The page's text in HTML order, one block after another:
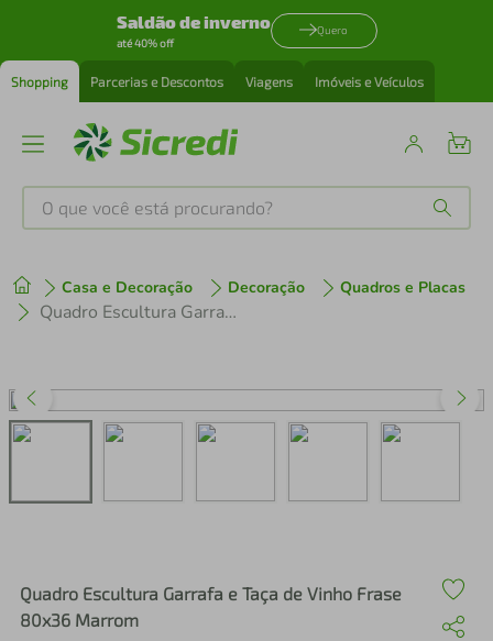
Saldão de inverno
até 40% off
Quero
Shopping Parcerias e Descontos Viagens Imóveis e Veículos
O que você está procurando?
Casa e Decoração Decoração Quadros e Placas
Quadro Escultura Garrafa e Taça de Vinho Frase 80x36 Marrom
Quadro Escultura Garrafa e Taça de Vinho Frase
80x36 Marrom
1º tenis
perfume